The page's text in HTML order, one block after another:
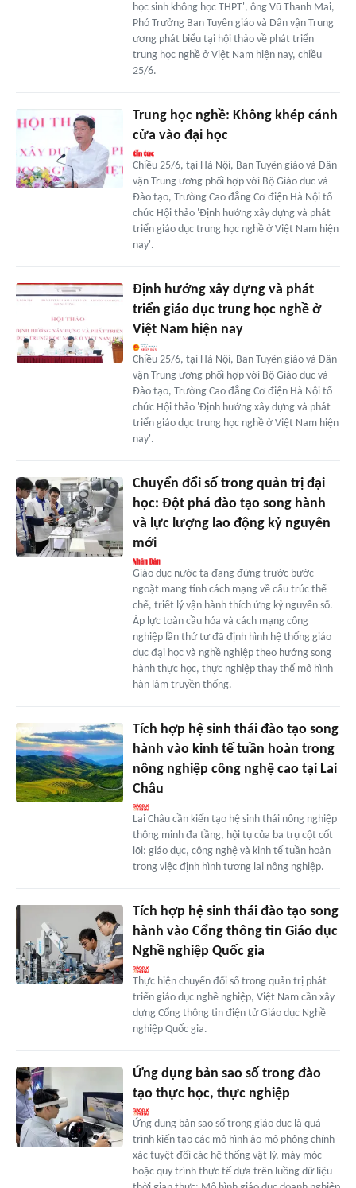
học sinh không học THPT', ông Vũ Thanh Mai,
Phó Trưởng Ban Tuyên giáo và Dân vận Trung
ương phát biểu tại hội thảo về phát triển
trung học nghề ở Việt Nam hiện nay, chiều
25/6.
Trung học nghề: Không khép cánh
cửa vào đại học
Chiều 25/6, tại Hà Nội, Ban Tuyên giáo và Dân
vận Trung ương phối hợp với Bộ Giáo dục và
Đào tạo, Trường Cao đẳng Cơ điện Hà Nội tổ
chức Hội thảo 'Định hướng xây dựng và phát
triển giáo dục trung học nghề ở Việt Nam hiện
nay'.
Định hướng xây dựng và phát
triển giáo dục trung học nghề ở
Việt Nam hiện nay
Chiều 25/6, tại Hà Nội, Ban Tuyên giáo và Dân
vận Trung ương phối hợp với Bộ Giáo dục và
Đào tạo, Trường Cao đẳng Cơ điện Hà Nội tổ
chức Hội thảo 'Định hướng xây dựng và phát
triển giáo dục trung học nghề ở Việt Nam hiện
nay'.
Chuyển đổi số trong quản trị đại
học: Đột phá đào tạo song hành
và lực lượng lao động kỷ nguyên
mới
Giáo dục nước ta đang đứng trước bước
ngoặt mang tính cách mạng về cấu trúc thể
chế, triết lý vận hành thích ứng kỷ nguyên số.
Áp lực toàn cầu hóa và cách mạng công
nghiệp lần thứ tư đã định hình hệ thống giáo
dục đại học và nghề nghiệp theo hướng song
hành thực học, thực nghiệp thay thế mô hình
hàn lâm truyền thống.
Tích hợp hệ sinh thái đào tạo song
hành vào kinh tế tuần hoàn trong
nông nghiệp công nghệ cao tại Lai
Châu
Lai Châu cần kiến tạo hệ sinh thái nông nghiệp
thông minh đa tầng, hội tụ của ba trụ cột cốt
lõi: giáo dục, công nghệ và kinh tế tuần hoàn
trong việc định hình tương lai nông nghiệp.
Tích hợp hệ sinh thái đào tạo song
hành vào Cổng thông tin Giáo dục
Nghề nghiệp Quốc gia
Thực hiện chuyển đổi số trong quản trị phát
triển giáo dục nghề nghiệp, Việt Nam cần xây
dựng Cổng thông tin điện tử Giáo dục Nghề
nghiệp Quốc gia.
Ứng dụng bản sao số trong đào
tạo thực học, thực nghiệp
Ứng dụng bản sao số trong giáo dục là quá
trình kiến tạo các mô hình ảo mô phỏng chính
xác tuyệt đối các hệ thống vật lý, máy móc
hoặc quy trình thực tế dựa trên luồng dữ liệu